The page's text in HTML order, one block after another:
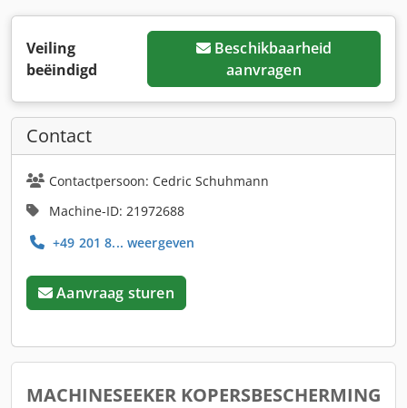
Veiling
beëindigd
Beschikbaarheid
aanvragen
Contact
Contactpersoon: Cedric Schuhmann
Machine-ID: 21972688
+49 201 8... weergeven
Aanvraag sturen
MACHINESEEKER KOPERSBESCHERMING